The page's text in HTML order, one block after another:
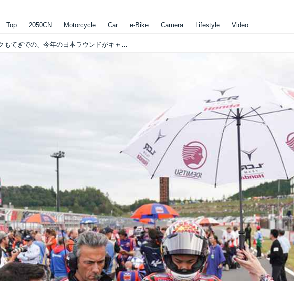
Top 2050CN Motorcycle Car e-Bike Camera Lifestyle Video
[残念!!] ツインリンクもてぎでの、今年の日本ラウンドがキャンセルに!! [MotoGP]